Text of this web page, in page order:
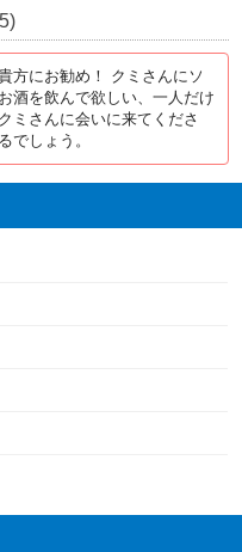
方にお勧め！ クミさんにソ
酒を飲んで欲しい、一人だけ
ミさんに会いに来てくださ
でしょう。